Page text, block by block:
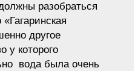
разобраться
другое
у которого
вода была очень